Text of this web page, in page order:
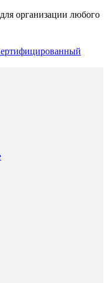
организации любого